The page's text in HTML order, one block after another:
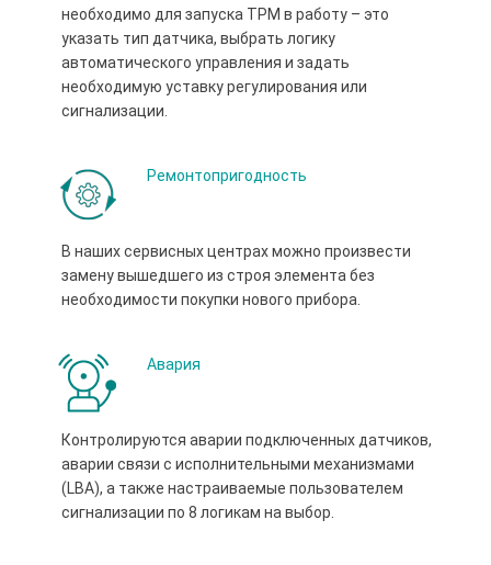
необходимо для запуска ТРМ в работу – это
указать тип датчика, выбрать логику
автоматического управления и задать
необходимую уставку регулирования или
сигнализации.
Ремонтопригодность
В наших сервисных центрах можно произвести
замену вышедшего из строя элемента без
необходимости покупки нового прибора.
Авария
Контролируются аварии подключенных датчиков,
аварии связи с исполнительными механизмами
(LBA), а также настраиваемые пользователем
сигнализации по 8 логикам на выбор.